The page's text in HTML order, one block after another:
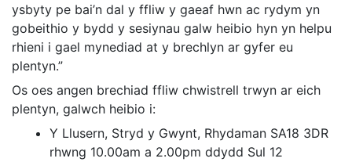
ysbyty pe bai’n dal y ffliw y gaeaf hwn ac rydym yn
gobeithio y bydd y sesiynau galw heibio hyn yn helpu
rhieni i gael mynediad at y brechlyn ar gyfer eu
plentyn.”
Os oes angen brechiad ffliw chwistrell trwyn ar eich
plentyn, galwch heibio i:
Y Llusern, Stryd y Gwynt, Rhydaman SA18 3DR
rhwng 10.00am a 2.00pm ddydd Sul 12